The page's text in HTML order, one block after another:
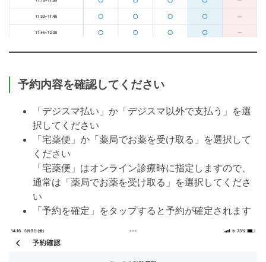
予約内容を確認してください
「デジスマ払い」か「デジスマ以外で支払う」を選
択してください
「宅薬便」か「薬局でお薬を受け取る」を選択して
ください
「宅薬便」はオンライン診療時に指定しますので、
通常は「薬局でお薬を受け取る」を選択してくださ
い
「予約を確定」をタップすると予約が確定されます